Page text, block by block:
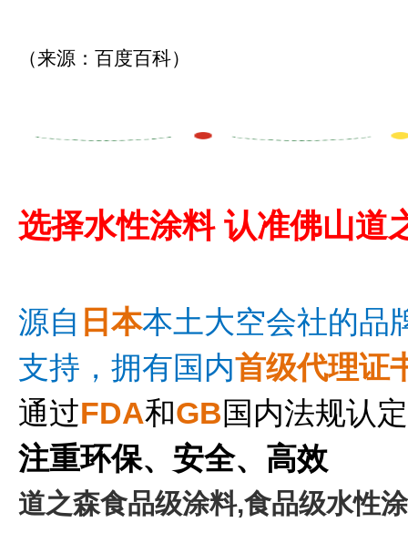
（来源：百度百科）
选择水性涂料认准佛山道
源自 日 本本土大空会社的品
支持， 拥有国内首级代理证
通过FDA和GB国内法规认
注重环保、安全、高效
道之森食品级涂料,食品级水性